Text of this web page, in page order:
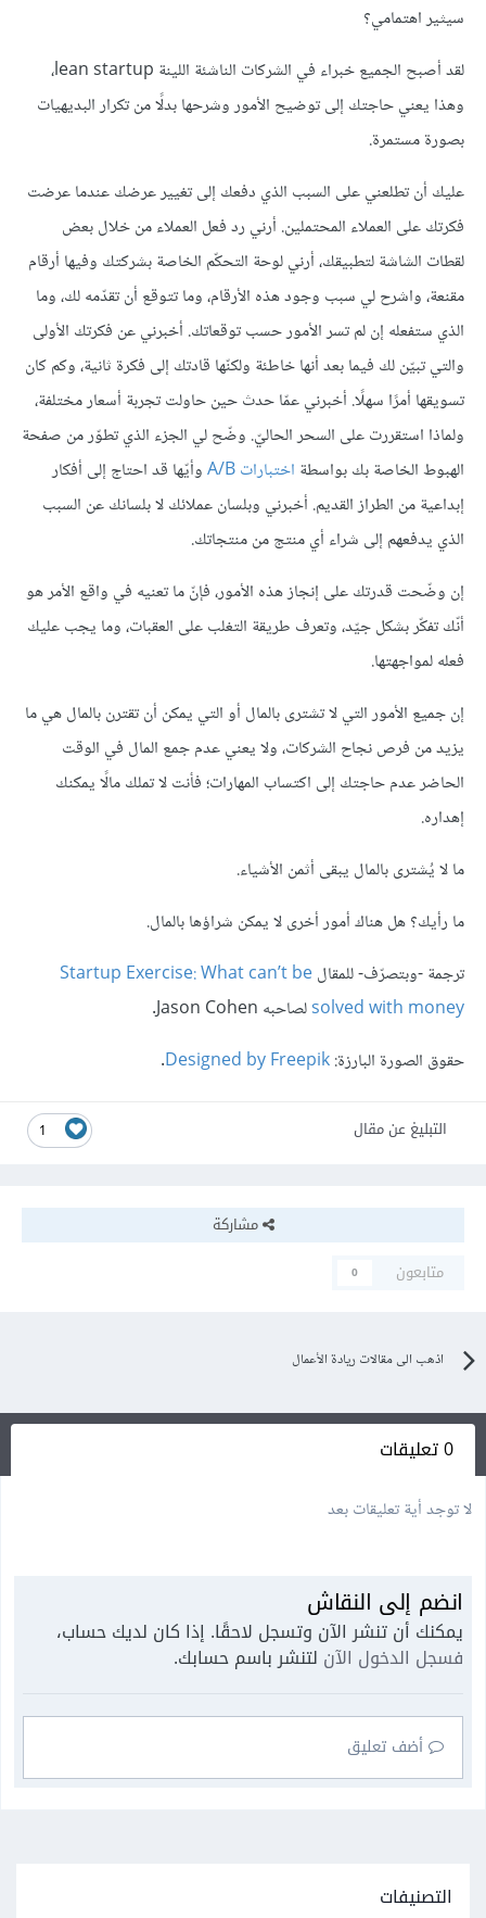
سيثير اهتمامي؟
لقد أصبح الجميع خبراء في الشركات الناشئة اللينة lean startup،
وهذا يعني حاجتك إلى توضيح الأمور وشرحها بدلًا من تكرار البديهيات
بصورة مستمرة.
عليك أن تطلعني على السبب الذي دفعك إلى تغيير عرضك عندما عرضت
فكرتك على العملاء المحتملين. أرني رد فعل العملاء من خلال بعض
لقطات الشاشة لتطبيقك، أرني لوحة التحكّم الخاصة بشركتك وفيها أرقام
مقنعة، واشرح لي سبب وجود هذه اﻷرقام، وما تتوقع أن تقدّمه لك، وما
الذي ستفعله إن لم تسر اﻷمور حسب توقعاتك. أخبرني عن فكرتك اﻷولى
والتي تبيّن لك فيما بعد أنها خاطئة ولكنّها قادتك إلى فكرة ثانية، وكم كان
تسويقها أمرًا سهلًا. أخبرني عمّا حدث حين حاولت تجربة أسعار مختلفة،
ولماذا استقررت على السحر الحاليّ. وضّح لي الجزء الذي تطوّر من صفحة
الهبوط الخاصة بك بواسطة اختباراتA/Bوأيّها قد احتاج إلى أفكار
إبداعية من الطراز القديم. أخبرني وبلسان عملائك لا بلسانك عن السبب
الذي يدفعهم إلى شراء أي منتج من منتجاتك.
إن وضّحت قدرتك على إنجاز هذه اﻷمور، فإنّ ما تعنيه في واقع الأمر هو
أنّك تفكّر بشكل جيّد، وتعرف طريقة التغلب على العقبات، وما يجب عليك
فعله لمواجهتها.
إن جميع الأمور التي لا تشترى بالمال أو التي يمكن أن تقترن بالمال هي ما
يزيد من فرص نجاح الشركات، ولا يعني عدم جمع المال في الوقت
الحاضر عدم حاجتك إلى اكتساب المهارات؛ فأنت لا تملك مالًا يمكنك
إهداره.
ما لا يُشترى بالمال يبقى أثمن اﻷشياء.
ما رأيك؟ هل هناك أمور أخرى لا يمكن شراؤها بالمال.
ترجمة -وبتصرّف- للمقالStartup Exercise: What can’t be
solved with moneyلصاحبه Jason Cohen.
حقوق الصورة البارزة:Designed by Freepik
.
1 التبليغ عن مقال
مشاركة
متابعون
0
اذهب الى مقالات ريادة الأعمال
0 تعليقات
لا توجد أية تعليقات بعد
انضم إلى النقاش
يمكنك أن تنشر الآن وتسجل لاحقًا. إذا كان لديك حساب،
فسجل الدخول الآن لتنشر باسم حسابك.
أضف تعليق
التصنيفات